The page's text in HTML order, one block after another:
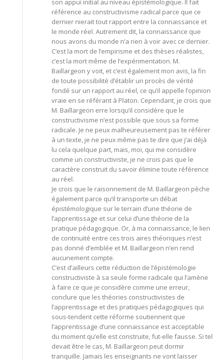
son appui initial au niveau épistémologique. Il fait
référence au constructivisme radical parce que ce
dernier nierait tout rapport entre la connaissance et
le monde réel. Autrement dit, la connaissance que
nous avons du monde n’a rien à voir avec ce dernier.
C’est la mort de l’empirisme et des thèses réalistes,
c’est la mort même de l’expérimentation. M.
Baillargeon y voit, et c’est également mon avis, la fin
de toute possibilité d’établir un procès de vérité
fondé sur un rapport au réel, ce qu’il appelle l’opinion
vraie en se référant à Platon. Cependant, je crois que
M. Baillargeon erre lorsqu’il considère que le
constructivisme n’est possible que sous sa forme
radicale. Je ne peux malheureusement pas te référer
à un texte, je ne peux même pas te dire que j’ai déjà
lu cela quelque part, mais, moi, qui me considère
comme un constructiviste, je ne crois pas que le
caractère construit du savoir élimine toute référence
au réel.
Je crois que le raisonnement de M. Baillargeon pèche
également parce qu’il transporte un débat
épistémologique sur le terrain d’une théorie de
l’apprentissage et sur celui d’une théorie de la
pratique pédagogique. Or, à ma connaissance, le lien
de continuité entre ces trois aires théoriques n’est
pas donné d’emblée et M. Baillargeon n’en rend
aucunement compte.
C’est d’ailleurs cette réduction de l’épistémologie
constructiviste à sa seule forme radicale qui l’amène
à faire ce que je considère comme une erreur,
conclure que les théories constructivistes de
l’apprentissage et des pratiques pédagogiques qui
sous-tendent cette réforme soutiennent que
l’apprentissage d’une connaissance est acceptable
du moment qu’elle est construite, fut-elle fausse. Si tel
devait être le cas, M. Baillargeon peut dormir
tranquille. Jamais les enseignants ne vont laisser